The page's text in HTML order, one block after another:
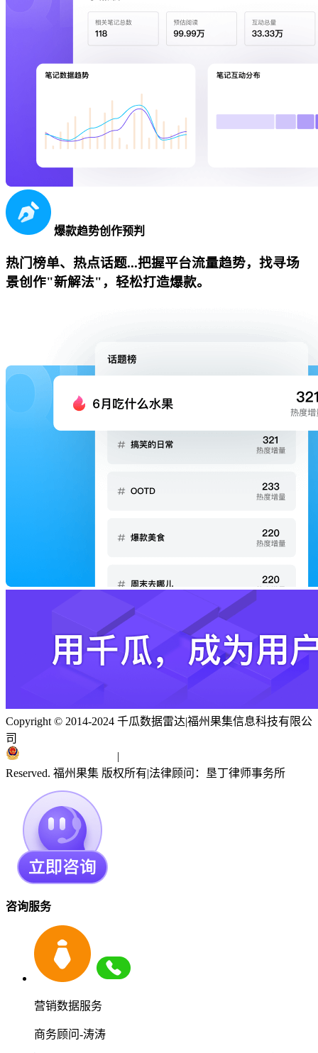
爆款趋势创作预判
热门榜单、热点话题...把握平台流量趋势，找寻场
景创作"新解法"，轻松打造爆款。
Copyright © 2014-2024 千瓜数据雷达|福州果集信息科技有限公
司
|
Reserved. 福州果集 版权所有|法律顾问：垦丁律师事务所
咨询服务
营销数据服务
商务顾问-涛涛